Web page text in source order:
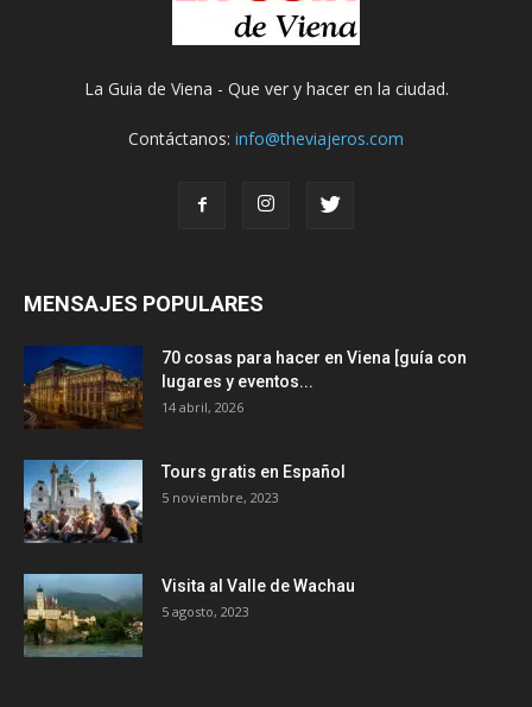
La Guia de Viena - Que ver y hacer en la ciudad.
Contáctanos: info@theviajeros.com
MENSAJES POPULARES
70 cosas para hacer en Viena [guía con
lugares y eventos...
14 abril, 2026
Tours gratis en Español
5 noviembre, 2023
Visita al Valle de Wachau
5 agosto, 2023